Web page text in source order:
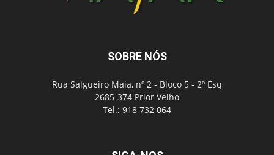
SOBRE NÓS
Rua Salgueiro Maia, nº 2 - Bloco 5 - 2º Esq
2685-374 Prior Velho
Tel.: 918 732 064